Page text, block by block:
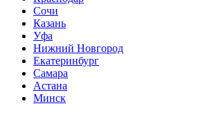
Сочи
Казань
Уфа
Нижний Новгород
Екатеринбург
Самара
Астана
Минск